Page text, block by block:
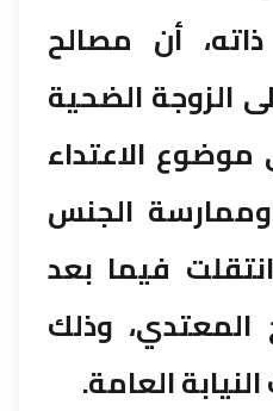
أن مصالح
الزوجة الضحية
الاعتداء
الجنس
فيما بعد
المعتدي، وذلك
العامة.